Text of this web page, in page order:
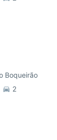
Boqueirão
2